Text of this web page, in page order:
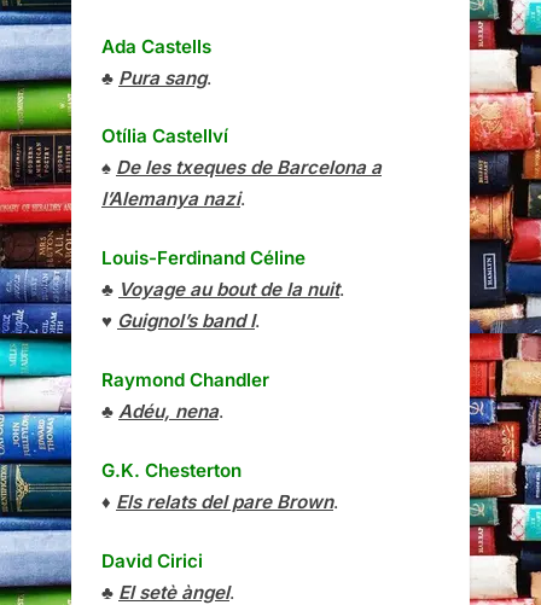
Ada Castells
♣ Pura sang.
Otília Castellví
♠ De les txeques de Barcelona a
l’Alemanya nazi.
Louis-Ferdinand Céline
♣ Voyage au bout de la nuit.
♥ Guignol’s band I.
Raymond Chandler
♣ Adéu, nena.
G.K. Chesterton
♦ Els relats del pare Brown.
David Cirici
♣ El setè àngel.